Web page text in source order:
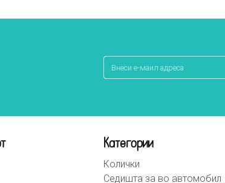
Категории
Колички
Седишта за во автомобил